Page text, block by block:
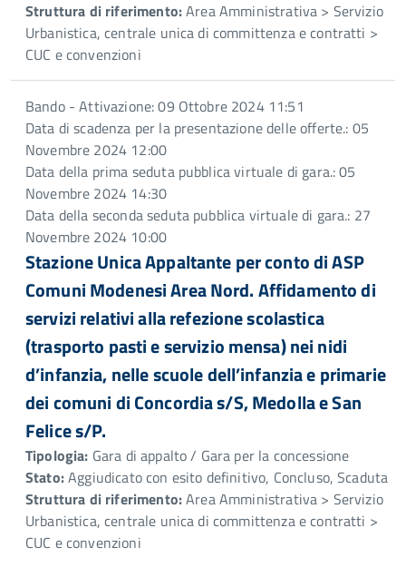
Struttura di riferimento:Area Amministrativa > Servizio
Urbanistica, centrale unica di committenza e contratti >
CUC e convenzioni
Bando - Attivazione: 09 Ottobre 2024 11:51
Data di scadenza per la presentazione delle offerte.: 05
Novembre 2024 12:00
Data della prima seduta pubblica virtuale di gara.: 05
Novembre 2024 14:30
Data della seconda seduta pubblica virtuale di gara.: 27
Novembre 2024 10:00
Stazione Unica Appaltante per conto di ASP
Comuni Modenesi Area Nord. Affidamento di
servizi relativi alla refezione scolastica
(trasporto pasti e servizio mensa) nei nidi
d’infanzia, nelle scuole dell’infanzia e primarie
dei comuni di Concordia s/S, Medolla e San
Felice s/P.
Tipologia: Gara di appalto / Gara per la concessione
Stato:Aggiudicato con esito definitivo, Concluso, Scaduta
Struttura di riferimento:Area Amministrativa > Servizio
Urbanistica, centrale unica di committenza e contratti >
CUC e convenzioni